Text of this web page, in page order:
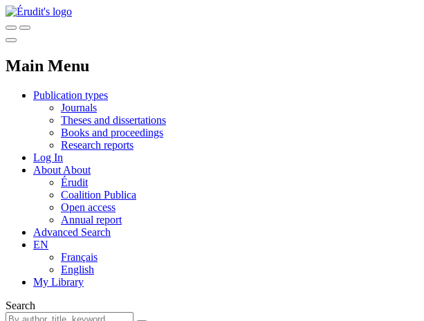
Main Menu
Publication types
Journals
Theses and dissertations
Books and proceedings
Research reports
Log In
About About
Érudit
Coalition Publica
Open access
Annual report
Advanced Search
EN
Français
English
My Library
Search